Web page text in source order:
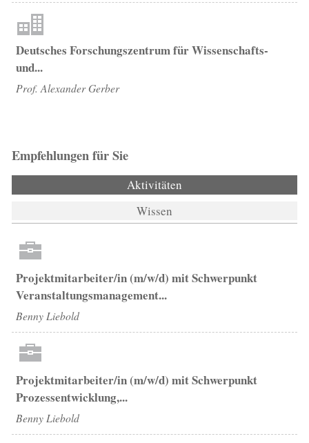
Deutsches Forschungszentrum für Wissenschafts-
und...
Prof. Alexander Gerber
Empfehlungen für Sie
Aktivitäten
Wissen
Projektmitarbeiter/in (m/w/d) mit Schwerpunkt
Veranstaltungsmanagement...
Benny Liebold
Projektmitarbeiter/in (m/w/d) mit Schwerpunkt
Prozessentwicklung,...
Benny Liebold